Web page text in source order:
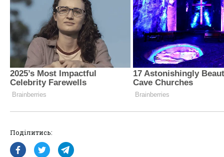
Поділитись: